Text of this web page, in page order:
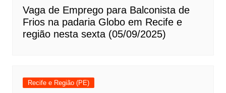
Vaga de Emprego para Balconista de
Frios na padaria Globo em Recife e
região nesta sexta (05/09/2025)
Recife e Região (PE)